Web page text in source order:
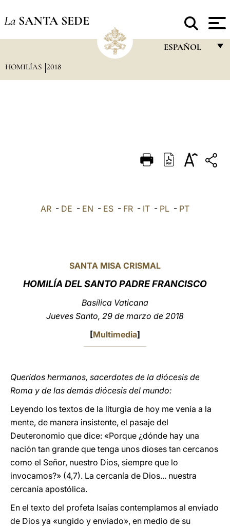
La SANTA SEDE
ESPAÑOL
DEUTSCH
العربيّة
HOMILÍAS 2018
AR - DE - EN - ES - FR - IT - PL - PT
SANTA MISA CRISMAL
HOMILÍA DEL SANTO PADRE FRANCISCO
Basílica Vaticana
Jueves Santo, 29 de marzo de 2018
[Multimedia]
Queridos hermanos, sacerdotes de la diócesis de
Roma y de las demás diócesis del mundo:
Leyendo los textos de la liturgia de hoy me venía a la
mente, de manera insistente, el pasaje del
Deuteronomio que dice: «Porque ¿dónde hay una
nación tan grande que tenga unos dioses tan cercanos
como el Señor, nuestro Dios, siempre que lo
invocamos?» (4,7). La cercanía de Dios... nuestra
cercanía apostólica.
En el texto del profeta Isaías contemplamos al enviado
de Dios ya «ungido y enviado», en medio de su